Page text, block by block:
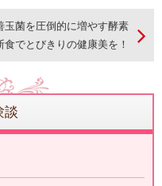
玉菌を圧倒的に増やす酵素
食でとびきりの健康美を！
談